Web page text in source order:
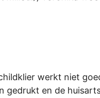
werkt niet
gedrukt en de